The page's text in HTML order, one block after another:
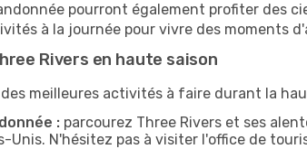
pourront également profiter des
à la journée pour vivre des moments
Rivers en haute saison
meilleures activités à faire durant la
: parcourez Three Rivers et ses
Unis. N'hésitez pas à visiter l'office de